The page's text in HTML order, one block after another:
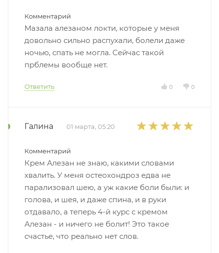
Комментарий
Мазала алезаном локти, которые у меня
довольно сильно распухали, болели даже
ночью, спать не могла. Сейчас такой
прблемы вообще нет.
Ответить 0 0
Галина 01 марта, 05:20
Комментарий
Крем Алезан не знаю, какими словами
хвалить. У меня остеохондроз едва не
парализовал шею, а уж какие боли были: и
голова, и шея, и даже спина, и в руки
отдавало, а теперь 4-й курс с кремом
Алезан - и ничего не болит! Это такое
счастье, что реально нет слов.